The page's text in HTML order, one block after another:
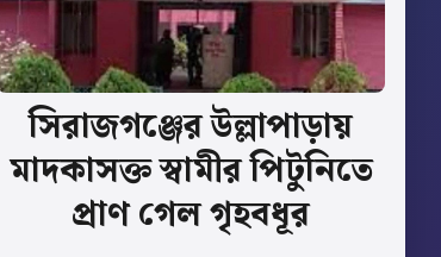
সিরাজগঞ্জেরউল্লাপাড়ায়
মাদকাসক্তস্বামীরপিটুনিতে
প্রাণগেলগৃহবধূর